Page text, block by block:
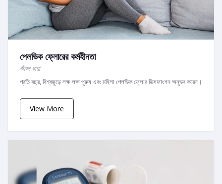
পেলভিক ফ্লোরের কর্মহীনতা
জীবন ধারা
প্রতি বছর, বিশ্বজুড়ে লক্ষ লক্ষ পুরুষ এবং মহিলা পেলভিক ফ্লোর ডিসফাংশন অনুভব করেন।
View More